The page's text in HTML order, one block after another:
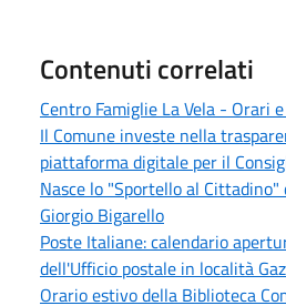
Contenuti correlati
Centro Famiglie La Vela - Orari
Il Comune investe nella
piattaforma digitale per il
Nasce lo "Sportello al Cittadino"
Giorgio Bigarello
Poste Italiane: calendario
dell'Ufficio postale in località
Orario estivo della Biblioteca